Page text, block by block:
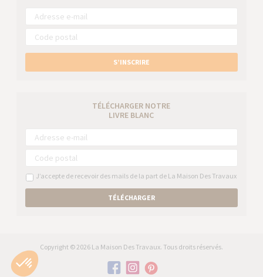
S’INSCRIRE
TÉLÉCHARGER NOTRE
LIVRE BLANC
J’accepte de recevoir des mails de la part de La Maison Des Travaux
TÉLÉCHARGER
Copyright © 2026 La Maison Des Travaux. Tous droits réservés.